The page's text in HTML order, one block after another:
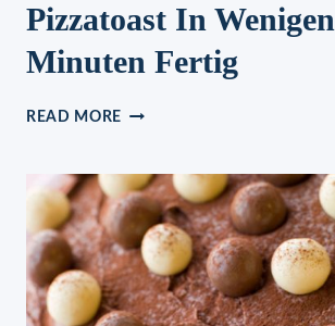
Pizzatoast In Wenigen
Minuten Fertig
READ MORE BLITZSCHNELL
–
PIZZATOAST
IN
WENIGEN
MINUTEN
FERTIG